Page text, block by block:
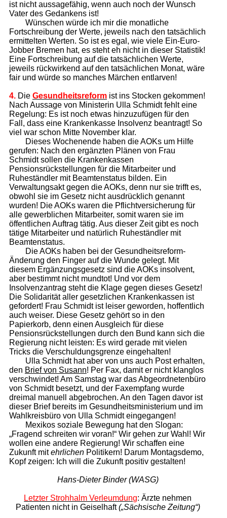
ist nicht aussagefähig, wenn auch noch der Wunsch
Vater des Gedankens ist!
Wünschen würde ich mir die monatliche
Fortschreibung der Werte, jeweils nach den tatsächlich
ermittelten Werten. So ist es egal, wie viele Ein-Euro-
Jobber Bremen hat, es steht eh nicht in dieser Statistik!
Eine Fortschreibung auf die tatsächlichen Werte,
jeweils rückwirkend auf den tatsächlichen Monat, wäre
fair und würde so manches Märchen entlarven!
4.Die Gesundheitsreformist ins Stocken gekommen!
Nach Aussage von Ministerin Ulla Schmidt fehlt eine
Regelung: Es ist noch etwas hinzuzufügen für den
Fall, dass eine Krankenkasse Insolvenz beantragt! So
viel war schon Mitte November klar.
Dieses Wochenende haben die AOKs um Hilfe
gerufen: Nach den ergänzten Plänen von Frau
Schmidt sollen die Krankenkassen
Pensionsrückstellungen für die Mitarbeiter und
Ruheständler mit Beamtenstatus bilden. Ein
Verwaltungsakt gegen die AOKs, denn nur sie trifft es,
obwohl sie im Gesetz nicht ausdrücklich genannt
wurden! Die AOKs waren die Pflichtversicherung für
alle gewerblichen Mitarbeiter, somit waren sie im
öffentlichen Auftrag tätig. Aus dieser Zeit gibt es noch
tätige Mitarbeiter und natürlich Ruheständler mit
Beamtenstatus.
Die AOKs haben bei der Gesundheitsreform-
Änderung den Finger auf die Wunde gelegt. Mit
diesem Ergänzungsgesetz sind die AOKs insolvent,
aber bestimmt nicht mundtot! Und vor dem
Insolvenzantrag steht die Klage gegen dieses Gesetz!
Die Solidarität aller gesetzlichen Krankenkassen ist
gefordert! Frau Schmidt ist leiser geworden, hoffentlich
auch weiser. Diese Gesetz gehört so in den
Papierkorb, denn einen Ausgleich für diese
Pensionsrückstellungen durch den Bund kann sich die
Regierung nicht leisten: Es wird gerade mit vielen
Tricks die Verschuldungsgrenze eingehalten!
Ulla Schmidt hat aber von uns auch Post erhalten,
den Brief von Susann! Per Fax, damit er nicht klanglos
verschwindet! Am Samstag war das Abgeordnetenbüro
von Schmidt besetzt, und der Faxempfang wurde
dreimal manuell abgebrochen. An den Tagen davor ist
dieser Brief bereits im Gesundheitsministerium und im
Wahlkreisbüro von Ulla Schmidt eingegangen!
Mexikos soziale Bewegung hat den Slogan:
„Fragend schreiten wir voran!“ Wir gehen zur Wahl! Wir
wollen eine andere Regierung! Wir schaffen eine
Zukunft mitehrlichenPolitikern! Darum Montagsdemo,
Kopf zeigen: Ich will die Zukunft positiv gestalten!
Hans-Dieter Binder (WASG)
Letzter Strohhalm Verleumdung: Ärzte nehmen
Patienten nicht in Geiselhaft(„Sächsische Zeitung“)